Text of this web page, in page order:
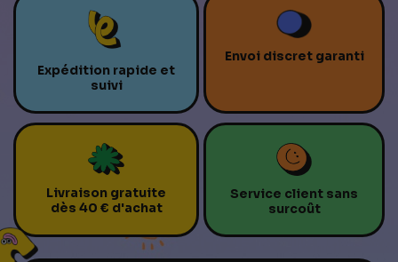
Expédition rapide et
suivi
Envoi discret garanti
Livraison gratuite
dès 40 € d'achat
Service client sans
surcoût